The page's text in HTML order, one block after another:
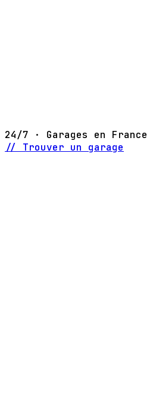
24/7 · Garages en France
// Trouver un garage